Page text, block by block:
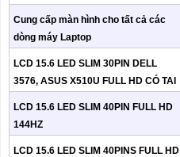
Cung cấp màn hình cho tất cả các
dòng máy Laptop
LCD 15.6 LED SLIM 30PIN DELL
3576, ASUS X510U FULL HD CÓ TAI
LCD 15.6 LED SLIM 40PIN FULL HD
144HZ
LCD 15.6 LED SLIM 40PINS FULL HD